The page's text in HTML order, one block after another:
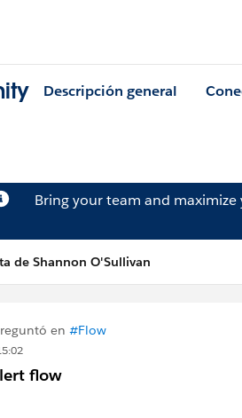
Descripción general
Bring your team and
de Shannon O'Sullivan
en #Flow
flow